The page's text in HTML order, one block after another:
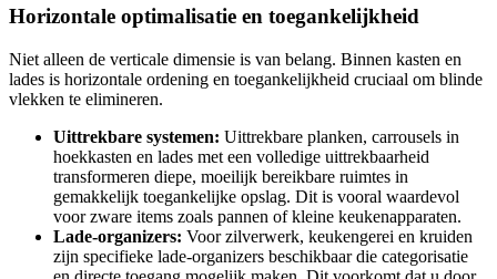
Horizontale optimalisatie en toegankelijkheid
Niet alleen de verticale dimensie is van belang. Binnen kasten en
lades is horizontale ordening en toegankelijkheid cruciaal om blinde
vlekken te elimineren.
Uittrekbare systemen: Uittrekbare planken, carrousels in
hoekkasten en lades met een volledige uittrekbaarheid
transformeren diepe, moeilijk bereikbare ruimtes in
gemakkelijk toegankelijke opslag. Dit is vooral waardevol
voor zware items zoals pannen of kleine keukenapparaten.
Lade-organizers: Voor zilverwerk, keukengerei en kruiden
zijn specifieke lade-organizers beschikbaar die categorisatie